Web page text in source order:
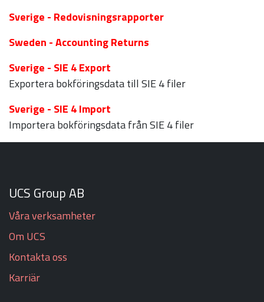
Sverige - Redovisningsrapporter
Sweden - Accounting Returns
Sverige - SIE 4 Export
Exportera bokföringsdata till SIE 4 filer
Sverige - SIE 4 Import
Importera bokföringsdata från SIE 4 filer
UCS Group AB
Våra verksamheter
Om UCS
Kontakta oss
Karriär